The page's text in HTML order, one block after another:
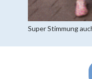
Super Stimmung